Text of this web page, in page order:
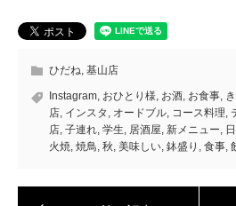
ひだね, 基山店
Instagram, おひとり様, お酒, お食事,
店, インスタ , オードブル, コース料理,
店, 子連れ, 学生, 居酒屋, 新メニュー,
火焼, 焼鳥, 秋, 美味しい, 鉢盛り , 食事,